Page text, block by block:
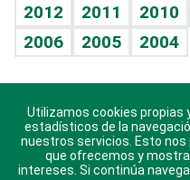
Celebrando la vida
Sin complejos
En pocas palabras
Escuchando al corazón
Economía Personal
2012
2011 2010
2006
2005 2004
Descarga nuestras
Utilizamos cookies propias
estadísticos de la
nuestros servicios. Esto
que ofrecemos y
intereses. Si continúa